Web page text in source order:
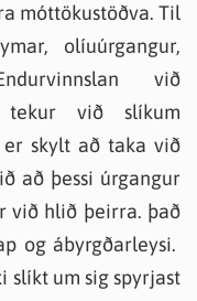
móttökustöðva. Til
olíuúrgangur,
við
við slíkum
er skylt að taka við
að þessi úrgangur
við hlið þeirra. það
og ábyrgðarleysi.
slíkt um sig spyrjast